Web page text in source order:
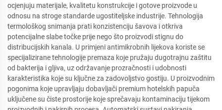
ocjenjuju materijale, kvalitetu konstrukcije i gotove proizvode u
odnosu na stroge standarde ugostiteljske industrije. Tehnologija
termološkog snimanja prati konzistenciju šavova i otkriva
potencijalne slabe točke prije nego što proizvodi stignu do
distribucijskih kanala. U primjeni antimikrobnih lijekova koriste se
specijalizirane tehnologije premaza koje pružaju dugotrajnu zaštitu
od bakterija i gljiva, uz održavanje prozračnosti i udobnosti
karakteristika koje su ključne za zadovoljstvo gostiju. U proizvodnim
pogonima koje upravljaju dobavljači premium hotelskih papuča
uključene su čiste prostorije koje sprečavaju kontaminaciju tijekom